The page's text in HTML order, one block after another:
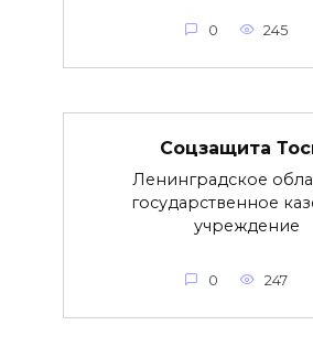
0 245
Соцзащита
Ленинградское
государственное
учреждение
0 247